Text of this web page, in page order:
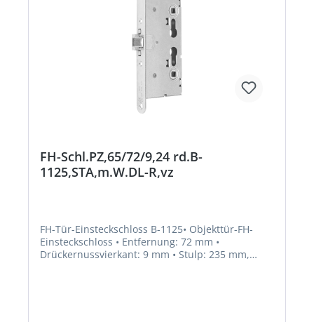
FH-Schl.PZ,65/72/9,24 rd.B-
1125,STA,m.W.DL-R,vz
FH-Tür-Einsteckschloss B-1125• Objekttür-FH-
Einsteckschloss • Entfernung: 72 mm •
Drückernussvierkant: 9 mm • Stulp: 235 mm,